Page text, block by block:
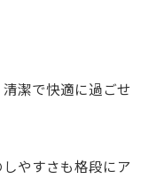
潔で快適に過ごせ
やすさも格段にア